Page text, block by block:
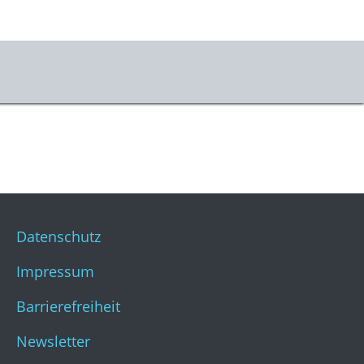
Datenschutz
Impressum
Barrierefreiheit
Newsletter